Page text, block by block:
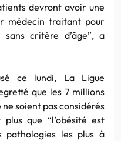
devront avoir une
médecin traitant pour
critère d’âge”, a
ce lundi, La Ligue
que les 7 millions
soient pas considérés
que “l’obésité est
pathologies les plus à